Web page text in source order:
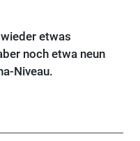
etwas
noch etwa neun
Niveau.